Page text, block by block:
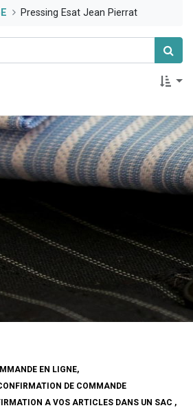
Pressing Esat Jean Pierrat
EN LIGNE,
DE COMMANDE
A VOS ARTICLES DANS UN SAC ,